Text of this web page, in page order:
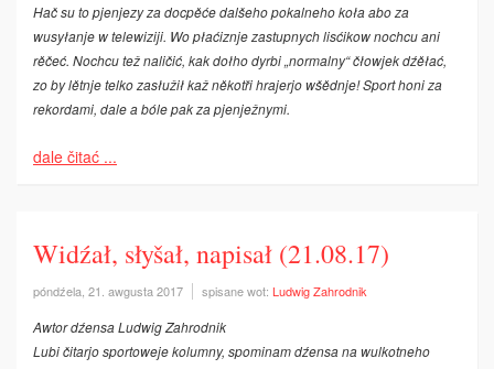
Hač su to pjenjezy za docpěće dalšeho pokalneho koła abo za
wusyłanje w telewiziji. Wo płaćiznje zastupnych­ lisćikow nochcu ani
rěčeć. Nochcu tež naličić, kak dołho dyrbi „normalny“ čłowjek dźěłać,
zo by lětnje telko zasłužił kaž někotři hrajerjo wšědnje! Sport honi za
rekordami, dale a bóle pak za pjenježnymi.
dale čitać ...
Widźał, słyšał, napisał (21.08.17)
póndźela, 21. awgusta 2017 spisane wot: Ludwig Zahrodnik
Awtor dźensa Ludwig Zahrodnik
Lubi čitarjo sportoweje kolumny, spominam dźensa na wulkotneho